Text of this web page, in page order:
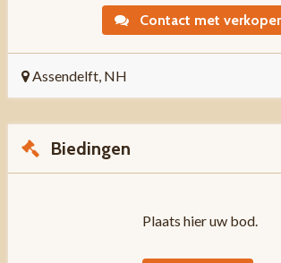
Contact met verkoper
Assendelft, NH
Biedingen
Plaats hier uw bod.